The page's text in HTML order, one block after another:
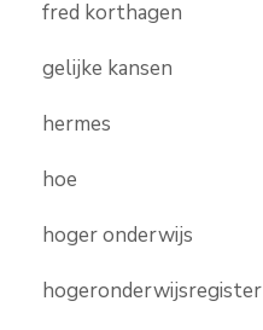
fred korthagen
gelijke kansen
hermes
hoe
hoger onderwijs
hogeronderwijsregister